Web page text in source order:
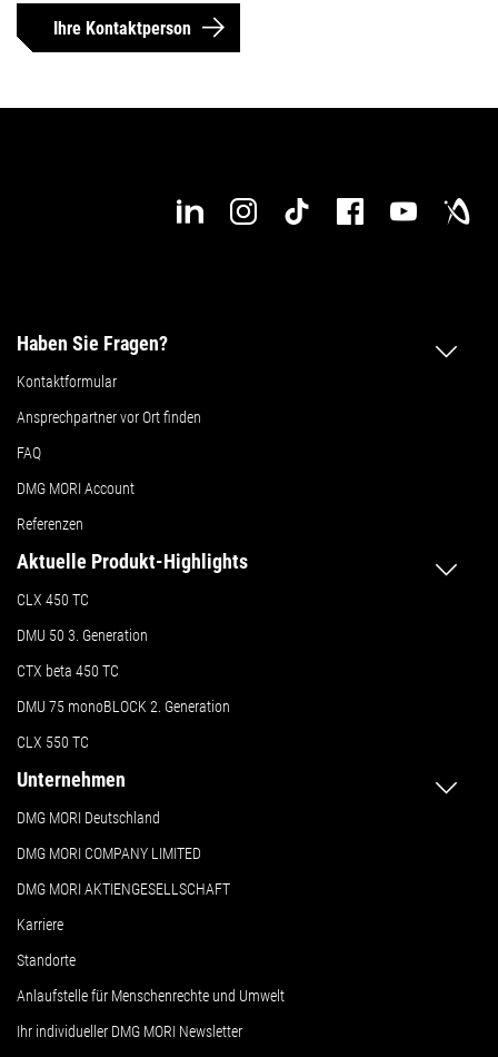
Ihre Kontaktperson
Haben Sie Fragen?
Kontaktformular
Ansprechpartner vor Ort finden
FAQ
DMG MORI Account
Referenzen
Aktuelle Produkt-Highlights
CLX 450 TC
DMU 50 3. Generation
CTX beta 450 TC
DMU 75 monoBLOCK 2. Generation
CLX 550 TC
Unternehmen
DMG MORI Deutschland
DMG MORI COMPANY LIMITED
DMG MORI AKTIENGESELLSCHAFT
Karriere
Standorte
Anlaufstelle für Menschenrechte und Umwelt
Ihr individueller DMG MORI Newsletter